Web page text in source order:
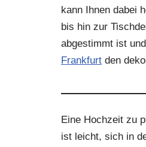
kann Ihnen dabei
bis hin zur
abgestimmt ist
Frankfurt den
Eine Hochzeit zu
ist leicht, sich in